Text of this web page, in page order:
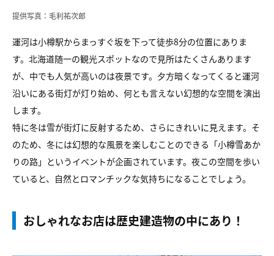
提供写真：毛利祐次郎
運河は小樽駅からまっすぐ坂を下って徒歩8分の位置にありま
す。北海道随一の観光スポットなので見所はたくさんあります
が、中でも人気が高いのは夜景です。夕方暗くなってくると運河
沿いにある街灯が灯り始め、何とも言えない幻想的な空間を演出
します。
特に冬は雪が街灯に反射するため、さらにきれいに見えます。そ
のため、冬には幻想的な風景を楽しむことのできる「小樽雪あか
りの路」というイベントが企画されています。夜この空間を歩い
ていると、自然とロマンチックな気持ちになることでしょう。
おしゃれなお店は歴史建造物の中にあり！